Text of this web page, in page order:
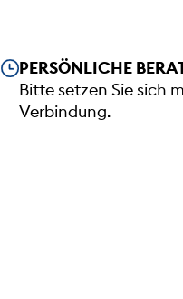
Unsere Öffnungszeiten
PERSÖNLICHE
Bitte setzen Sie sich
Verbindung.